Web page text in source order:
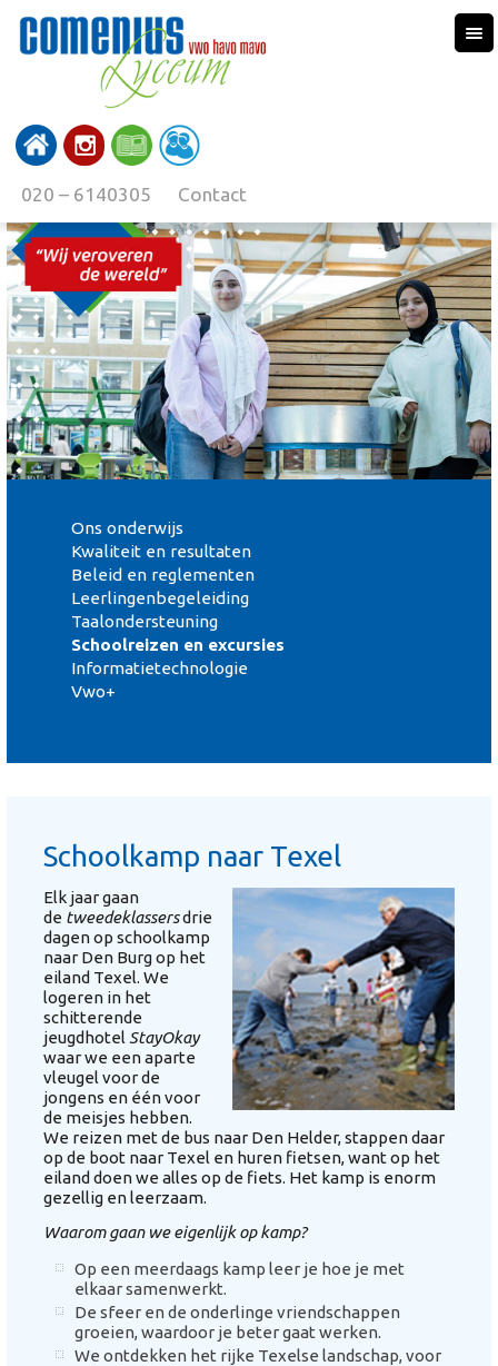
020 – 6140305 Contact
Ons onderwijs
Kwaliteit en resultaten
Beleid en reglementen
Leerlingenbegeleiding
Taalondersteuning
Schoolreizen en excursies
Informatietechnologie
Vwo+
Schoolkamp naar Texel
Elk jaar gaan
de tweedeklassersdrie
dagen op schoolkamp
naar Den Burg op het
eiland Texel. We
logeren in het
schitterende
jeugdhotel StayOkay
waar we een aparte
vleugel voor de
jongens en één voor
de meisjes hebben.
We reizen met de bus naar Den Helder, stappen daar
op de boot naar Texel en huren fietsen, want op het
eiland doen we alles op de fiets. Het kamp is enorm
gezellig en leerzaam.
Waarom gaan we eigenlijk op kamp?
Op een meerdaags kamp leer je hoe je met
elkaar samenwerkt.
De sfeer en de onderlinge vriendschappen
groeien, waardoor je beter gaat werken.
We ontdekken het rijke Texelse landschap, voor